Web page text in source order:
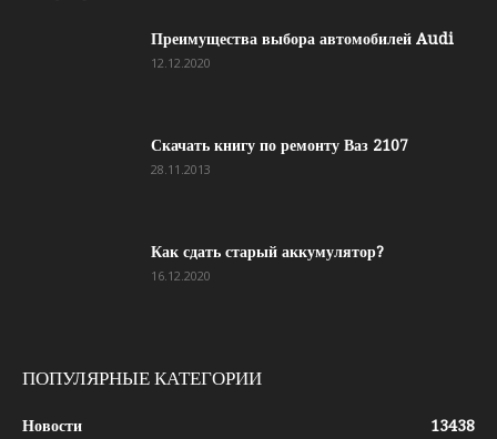
Преимущества выбора автомобилей Audi
12.12.2020
Скачать книгу по ремонту Ваз 2107
28.11.2013
Как сдать старый аккумулятор?
16.12.2020
ПОПУЛЯРНЫЕ КАТЕГОРИИ
Новости
13438